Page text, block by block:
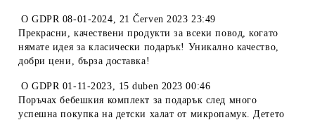
OGDPR 08-01-2024, 21 Červen 2023 23:49
Прекрасни, качествени продукти за всеки повод, когато
нямате идея за класически подарък! Уникално качество,
добри цени, бърза доставка!
OGDPR 01-11-2023, 15 duben 2023 00:46
Поръчах бебешкия комплект за подарък след много
успешна покупка на детски халат от микропамук. Детето